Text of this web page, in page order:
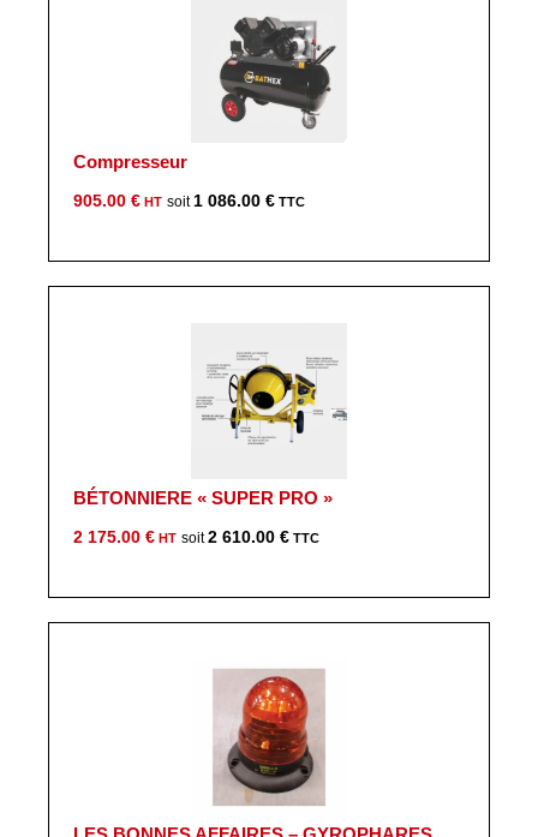
Compresseur
905.00 € 1 086.00 €
BÉTONNIERE « SUPER PRO »
2 175.00 € 2 610.00 €